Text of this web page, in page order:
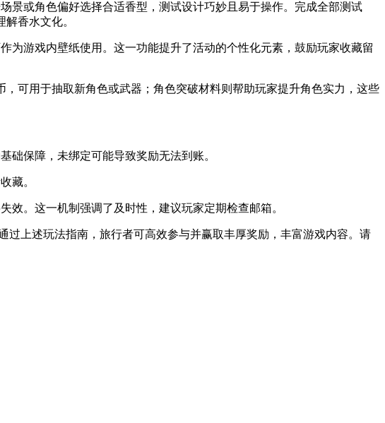
景或角色偏好选择合适香型，测试设计巧妙且易于操作。完成全部测试
香水文化。
为游戏内壁纸使用。这一功能提升了活动的个性化元素，鼓励玩家收藏留
可用于抽取新角色或武器；角色突破材料则帮助玩家提升角色实力，这些
础保障，未绑定可能导致奖励无法到账。
藏。
效。这一机制强调了及时性，建议玩家定期检查邮箱。
上述玩法指南，旅行者可高效参与并赢取丰厚奖励，丰富游戏内容。请